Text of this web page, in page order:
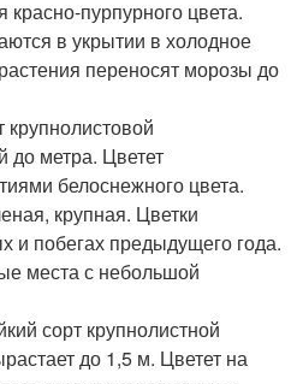
красно-пурпурного цвета.
в укрытии в холодное
переносят морозы до
крупнолистовой
до метра. Цветет
белоснежного цвета.
крупная. Цветки
и побегах предыдущего года.
места с небольшой
сорт крупнолистной
до 1,5 м. Цветет на